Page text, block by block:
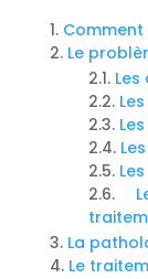
Comment
Le
La
Le